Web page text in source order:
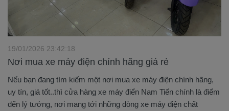
Nơi mua xe máy điện chính hãng giá rẻ
19/01/2026 23:42:18
Nếu bạn đang tìm kiếm một nơi mua xe máy điện chính hãng,
uy tín, giá tốt..thì cửa hàng xe máy điển Nam Tiến chính là điểm
đến lý tưởng, nơi mang tới những dòng xe máy điện chất